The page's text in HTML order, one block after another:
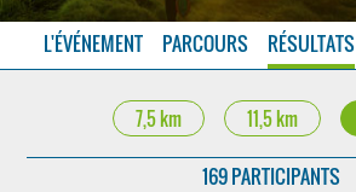
L'ÉVÉNEMENT PARCOURS RÉSULTATS
7,5 km 11,5 km
169 PARTICIPANTS